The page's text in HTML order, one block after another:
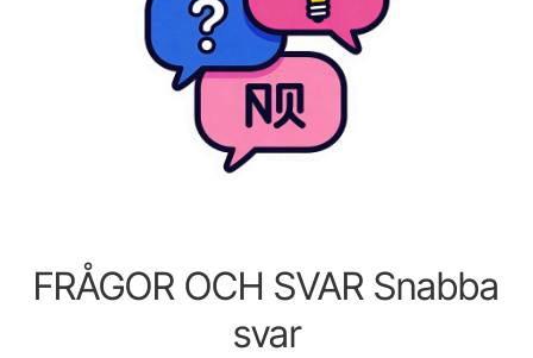
FRÅGOR OCH SVAR Snabba
svar